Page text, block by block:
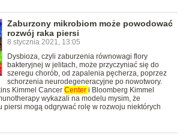
Zaburzony mikrobiom może powodować
rozwój raka piersi
8 stycznia 2021, 13:05
Dysbioza, czyli zaburzenia równowagi flory
bakteryjnej w jelitach, może przyczyniać się do
szeregu chorób, od zapalenia pęcherza, poprzez
schorzenia neurodegeneracyjne po nowotwory.
Kimmel Cancer Center i Bloomberg Kimmel
wykazali na modelu mysim, że
piersi mogą odgrywać rolę w rozwoju niektórych